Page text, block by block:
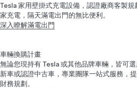
Tesla 家用壁掛式充電設備，認證廠商客製
家充電，隔天滿電出門的無比便利。
深入瞭解滿電出門
車輛換購計畫
無論您現持有 Tesla 或其他品牌車輛，皆可
新車或認證中古車，專業團隊一站式服務，
財務規劃。